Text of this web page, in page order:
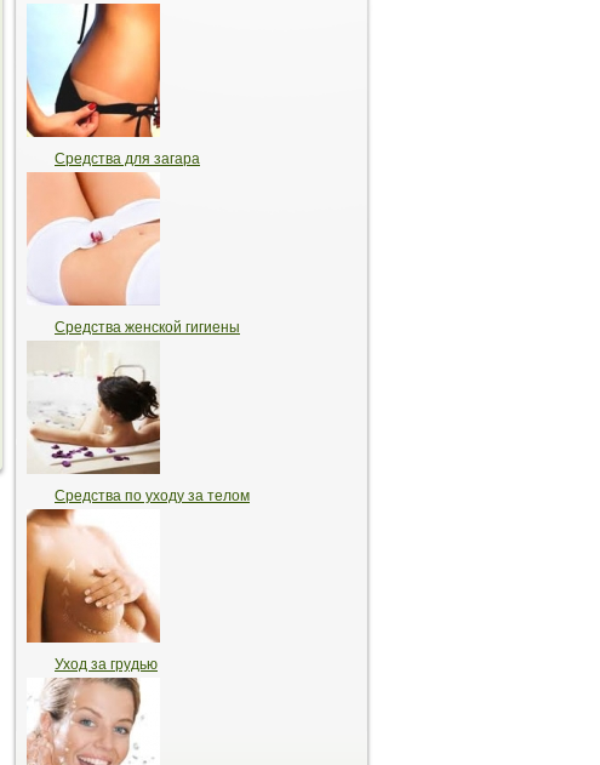
Средства для загара
Средства женской гигиены
Средства по уходу за телом
Уход за грудью